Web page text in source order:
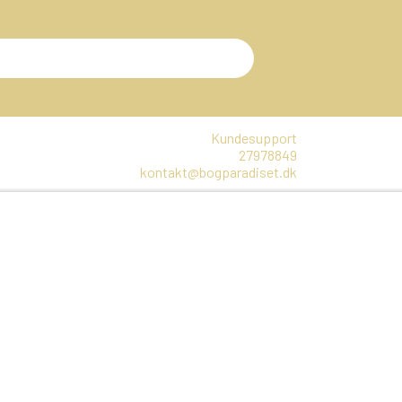
BØGER
Kundesupport
27978849
kontakt@bogparadiset.dk